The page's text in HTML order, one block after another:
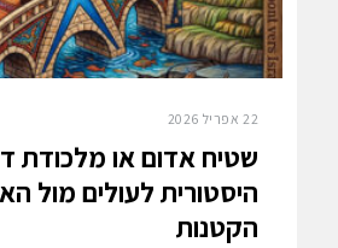
22 אפריל 2026
שטיח אדום או מלכודת
היסטורית לעולים מול
הקטנות